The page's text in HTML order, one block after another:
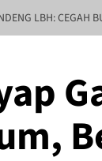
LBH: CEGAH